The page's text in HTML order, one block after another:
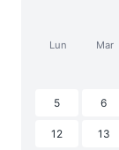
Lun Mar
5 6
12 13